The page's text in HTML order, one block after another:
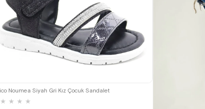
Noumea Siyah Gri Kız Çocuk Sandalet
★ ★ ★ ★